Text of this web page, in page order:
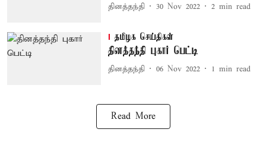
தினத்தந்தி 30 Nov 2022 2 min read
தமிழக செய்திகள்
தினத்தந்தி புகார் பெட்டி
தினத்தந்தி 06 Nov 2022 1 min read
Read More